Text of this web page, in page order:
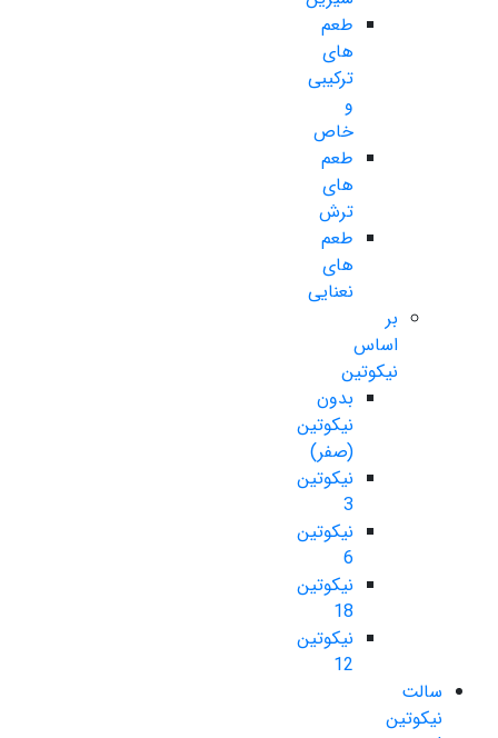
طعم
های
ترکیبی
و
خاص
طعم
های
ترش
طعم
های
نعنایی
بر
اساس
نیکوتین
بدون
نیکوتین
(صفر)
نیکوتین
3
نیکوتین
6
نیکوتین
18
نیکوتین
12
سالت
نیکوتین